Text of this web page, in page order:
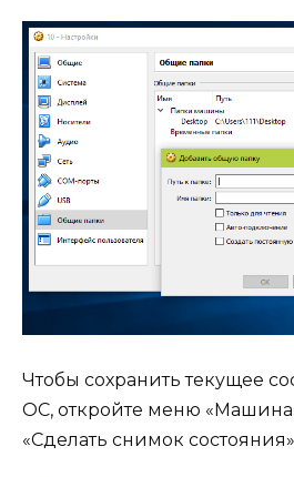
Чтобы сохранить текущее
ОС, откройте меню
«Сделать снимок